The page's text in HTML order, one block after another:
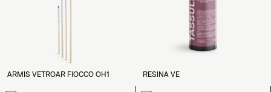
ARMIS VETROAR FIOCCO OH1 RESINA VE